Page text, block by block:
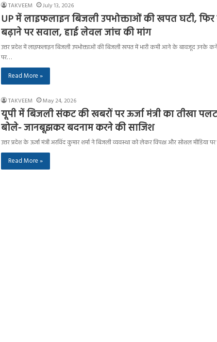
TAKVEEM July 13, 2026
UP में लाइफलाइन बिजली उपभोक्ताओं की खपत घटी, फिर
बढ़ाने पर सवाल, हाई लेवल जांच की मांग
उत्तर प्रदेश में लाइफलाइन बिजली उपभोक्ताओं की बिजली खपत में भारी कमी आने के बावजूद उनके
पर…
Read More »
TAKVEEM May 24, 2026
यूपी में बिजली संकट की खबरों पर ऊर्जा मंत्री का तीखा
बोले- जानबूझकर बदनाम करने की साजिश
उत्तर प्रदेश के ऊर्जा मंत्री अरविंद कुमार शर्मा ने बिजली व्यवस्था को लेकर विपक्ष और सोशल मीडिया
Read More »